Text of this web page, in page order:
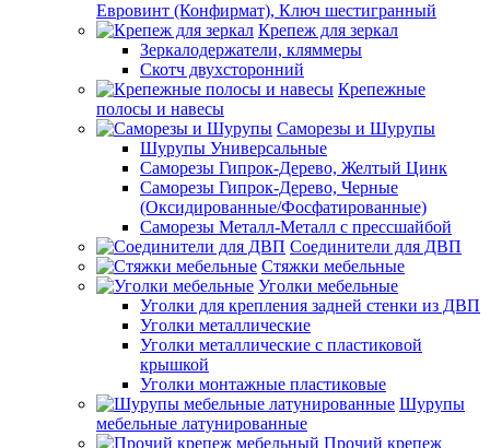
Евровинт (Конфирмат), Ключ шестигранный
Крепеж для зеркал
Зеркалодержатели, кляммеры
Скотч двухсторонний
Крепежные
полосы и навесы
Саморезы и Шурупы
Шурупы Универсальные
Саморезы Гипрок-Дерево, Желтый Цинк
Саморезы Гипрок-Дерево, Черные
(Оксидированные/Фосфатированные)
Саморезы Металл-Металл с прессшайбой
Соединители для ДВП
Стяжки мебельные
Уголки мебельные
Уголки для крепления задней стенки из ДВП
Уголки металлические
Уголки металлические с пластиковой
крышкой
Уголки монтажные пластиковые
Шурупы
мебельные латунированные
Прочий крепеж